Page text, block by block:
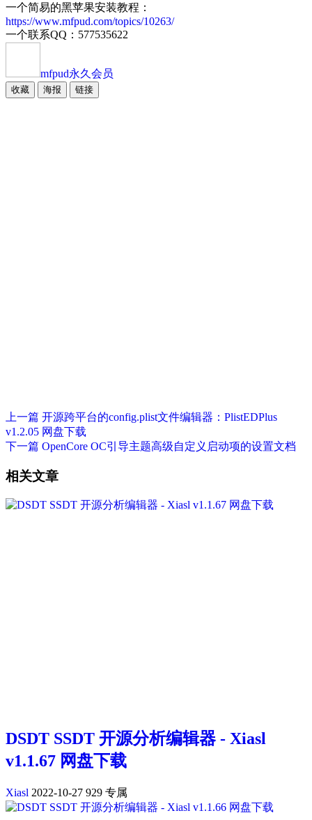
一个简易的黑苹果安装教程：
https://www.mfpud.com/topics/10263/
一个联系QQ：577535622
mfpud永久会员
收藏 海报 链接
上一篇 开源跨平台的config.plist文件编辑器：PlistEDPlus
v1.2.05 网盘下载
下一篇 OpenCore OC引导主题高级自定义启动项的设置文档
相关文章
DSDT SSDT 开源分析编辑器 - Xiasl
v1.1.67 网盘下载
Xiasl 2022-10-27 929 专属